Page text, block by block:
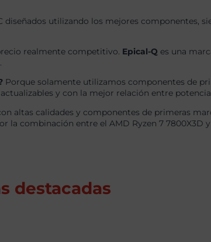
diseñados utilizando los mejores
realmente competitivo. Epical-Q es una
Porque solamente utilizamos componentes de
y con la mejor relación entre
altas calidades y componentes de primeras
la combinación entre el AMD Ryzen 7 7800X3D
destacadas